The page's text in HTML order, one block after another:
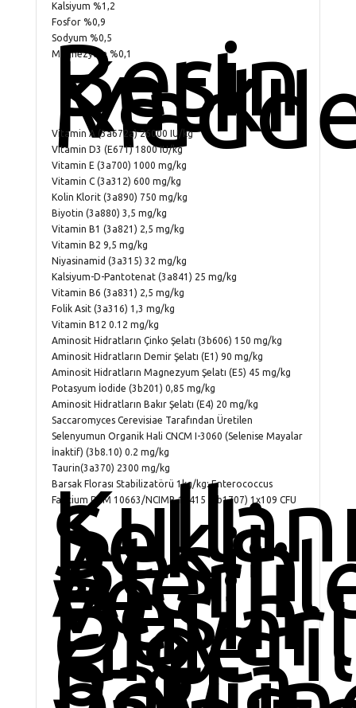
Kalsiyum %1,2
Fosfor %0,9
Sodyum %0,5
Magnezyum %0,1
Besin
Katkı
Vitamin A (3a672a) 26000 IU/kg
Vitamin D3 (E671) 1800 IU/kg
Vitamin E (3a700) 1000 mg/kg
Vitamin C (3a312) 600 mg/kg
Kolin Klorit (3a890) 750 mg/kg
Biyotin (3a880) 3,5 mg/kg
Vitamin B1 (3a821) 2,5 mg/kg
Vitamin B2 9,5 mg/kg
Niyasinamid (3a315) 32 mg/kg
Kalsiyum-D-Pantotenat (3a841) 25 mg/kg
Vitamin B6 (3a831) 2,5 mg/kg
Folik Asit (3a316) 1,3 mg/kg
Vitamin B12 0.12 mg/kg
Aminosit Hidratların Çinko Şelatı (3b606) 150 mg/kg
Aminosit Hidratların Demir Şelatı (E1) 90 mg/kg
Aminosit Hidratların Magnezyum Şelatı (E5) 45 mg/kg
Potasyum İodide (3b201) 0,85 mg/kg
Aminosit Hidratların Bakır Şelatı (E4) 20 mg/kg
Saccaromyces Cerevisiae Tarafından Üretilen
Selenyumun Organik Hali CNCM I-3060 (Selenise Mayalar
İnaktif) (3b8.10) 0.2 mg/kg
Taurin(3a370) 2300 mg/kg
Barsak Florası Stabilizatörü 1kg/kg: Enterococcus
Faecium DSM 10663/NCIMB 10415 (4b1707) 1x109 CFU
Şekli
Besin
ve
Besin
6-8
hafta